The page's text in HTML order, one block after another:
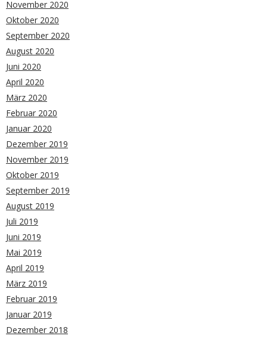
November 2020
Oktober 2020
September 2020
August 2020
Juni 2020
April 2020
März 2020
Februar 2020
Januar 2020
Dezember 2019
November 2019
Oktober 2019
September 2019
August 2019
Juli 2019
Juni 2019
Mai 2019
April 2019
März 2019
Februar 2019
Januar 2019
Dezember 2018